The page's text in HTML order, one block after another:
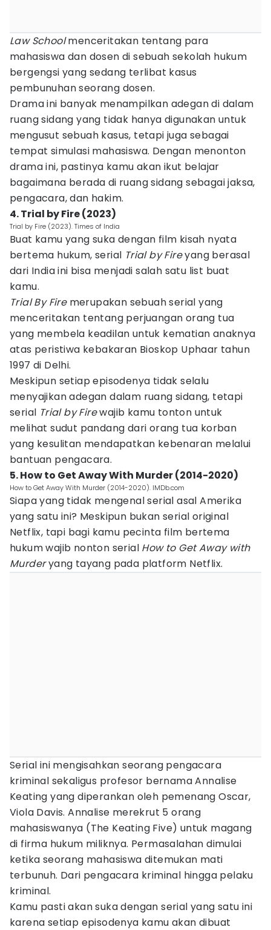
Law Schoolmenceritakan tentang para
mahasiswa dan dosen di sebuah sekolah hukum
bergengsi yang sedang terlibat kasus
pembunuhan seorang dosen.
Drama ini banyak menampilkan adegan di dalam
ruang sidang yang tidak hanya digunakan untuk
mengusut sebuah kasus, tetapi juga sebagai
tempat simulasi mahasiswa. Dengan menonton
drama ini, pastinya kamu akan ikut belajar
bagaimana berada di ruang sidang sebagai jaksa,
pengacara, dan hakim.
4. Trial by Fire (2023)
Trial by Fire (2023). Times of India
Buat kamu yang suka dengan film kisah nyata
bertema hukum, serial Trial by Fireyang berasal
dari India ini bisa menjadi salah satu list buat
kamu.
Trial By Firemerupakan sebuah serial yang
menceritakan tentang perjuangan orang tua
yang membela keadilan untuk kematian anaknya
atas peristiwa kebakaran Bioskop Uphaar tahun
1997 di Delhi.
Meskipun setiap episodenya tidak selalu
menyajikan adegan dalam ruang sidang, tetapi
serial Trial by Firewajib kamu tonton untuk
melihat sudut pandang dari orang tua korban
yang kesulitan mendapatkan kebenaran melalui
bantuan pengacara.
5. How to Get Away With Murder (2014-2020)
How to Get Away With Murder (2014-2020). IMDb.com
Siapa yang tidak mengenal serial asal Amerika
yang satu ini? Meskipun bukan serial original
Netflix, tapi bagi kamu pecinta film bertema
hukum wajib nonton serial How to Get Away with
Murderyang tayang pada platform Netflix.
Serial ini mengisahkan seorang pengacara
kriminal sekaligus profesor bernama Annalise
Keating yang diperankan oleh pemenang Oscar,
Viola Davis. Annalise merekrut 5 orang
mahasiswanya (The Keating Five) untuk magang
di firma hukum miliknya. Permasalahan dimulai
ketika seorang mahasiswa ditemukan mati
terbunuh. Dari pengacara kriminal hingga pelaku
kriminal.
Kamu pasti akan suka dengan serial yang satu ini
karena setiap episodenya kamu akan dibuat